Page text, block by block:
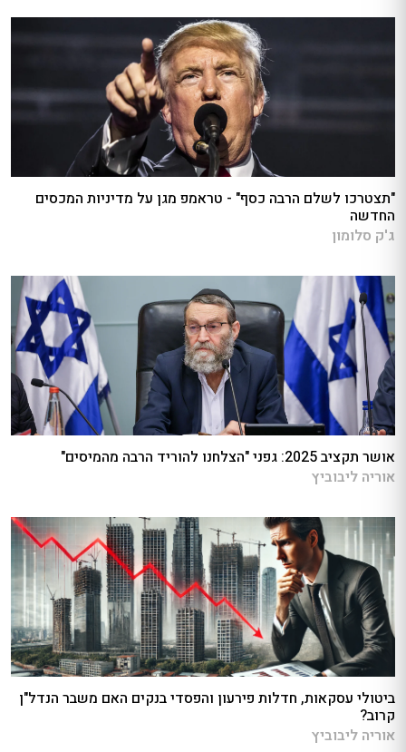
"תצטרכו לשלם הרבה כסף" - טראמפ מגן על מדיניות המכסים
החדשה
ג'ק סלומון
אושר תקציב 2025: גפני "הצלחנו להוריד הרבה מהמיסים"
אוריה ליבוביץ
ביטולי עסקאות, חדלות פירעון והפסדי בנקים האם משבר הנדל"ן
קרוב?
אוריה ליבוביץ